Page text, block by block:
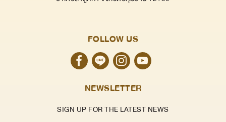
FOLLOW US
NEWSLETTER
SIGN UP FOR THE LATEST NEWS